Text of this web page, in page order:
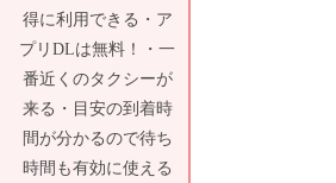
得に利用できる・ア
プリDLは無料！・一
番近くのタクシーが
来る・目安の到着時
間が分かるので待ち
時間も有効に使える